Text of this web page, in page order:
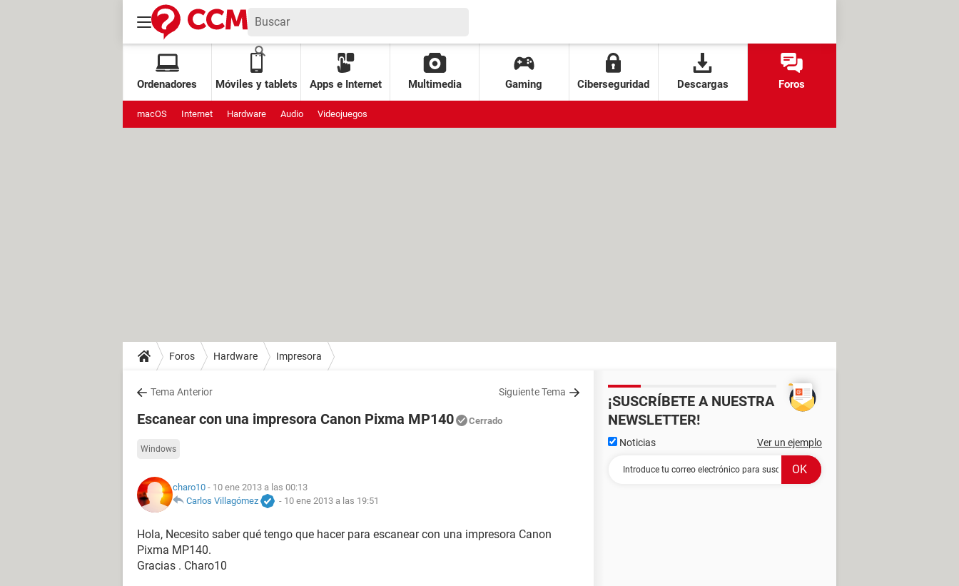
Ordenadores Móviles y tablets Apps e Internet Multimedia Gaming Ciberseguridad Descargas Foros
macOS Internet Hardware Audio Videojuegos
Foros Hardware Impresora
Tema Anterior Siguiente Tema
Escanear con una impresora Canon Pixma MP140 Cerrado
Windows
charo10 - 10 ene 2013 a las 00:13
Carlos Villagómez
- 10 ene 2013 a las 19:51
Hola, Necesito saber qué tengo que hacer para escanear con una impresora Canon
Pixma MP140.
Gracias . Charo10
¡SUSCRÍBETE A NUESTRA
NEWSLETTER!
Noticias Ver un ejemplo